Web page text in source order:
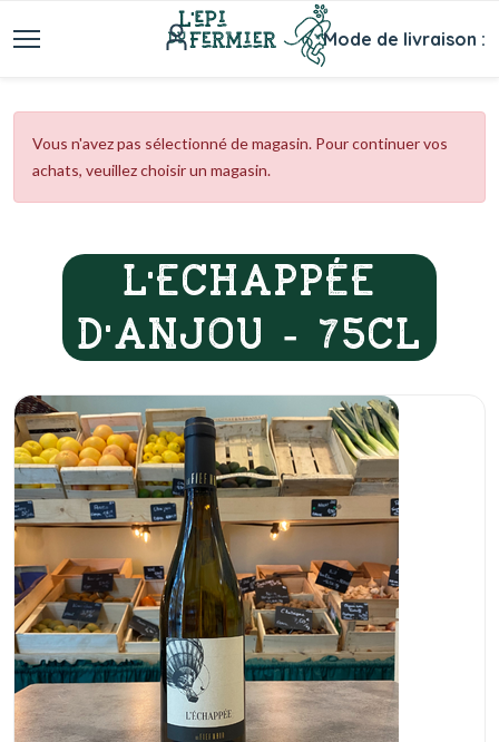
Mode de livraison :
Vous n'avez pas sélectionné de magasin. Pour continuer vos
achats, veuillez choisir un magasin.
L'ECHAPPÉE
D'ANJOU - 75CL